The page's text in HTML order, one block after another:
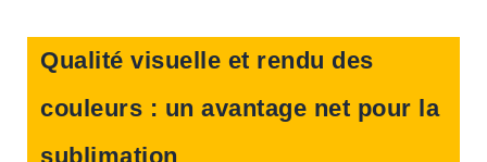
Qualité visuelle et rendu des
couleurs : un avantage net pour la
sublimation